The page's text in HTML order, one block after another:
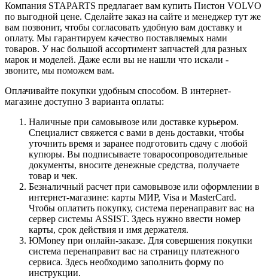
Компания STAPARTS предлагает вам купить Пистон VOLVO
по выгодной цене. Сделайте заказ на сайте и менеджер тут же
вам позвонит, чтобы согласовать удобную вам доставку и
оплату. Мы гарантируем качество поставляемых нами
товаров. У нас большой ассортимент запчастей для разных
марок и моделей. Даже если вы не нашли что искали -
звоните, мы поможем вам.
Оплачивайте покупки удобным способом. В интернет-
магазине доступно 3 варианта оплаты:
Наличные при самовывозе или доставке курьером.
Специалист свяжется с вами в день доставки, чтобы
уточнить время и заранее подготовить сдачу с любой
купюры. Вы подписываете товаросопроводительные
документы, вносите денежные средства, получаете
товар и чек.
Безналичный расчет при самовывозе или оформлении в
интернет-магазине: карты МИР, Visa и MasterCard.
Чтобы оплатить покупку, система перенаправит вас на
сервер системы ASSIST. Здесь нужно ввести номер
карты, срок действия и имя держателя.
ЮMoney при онлайн-заказе. Для совершения покупки
система перенаправит вас на страницу платежного
сервиса. Здесь необходимо заполнить форму по
инструкции.